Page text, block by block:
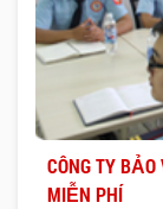
CÔNG TY
MIỄN PHÍ